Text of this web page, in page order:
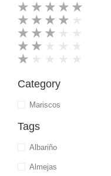
★ ★ ★ ★ ★
★ ★ ★ ★
★ ★ ★
★ ★
★
Category
Mariscos
Tags
Albariño
Almejas